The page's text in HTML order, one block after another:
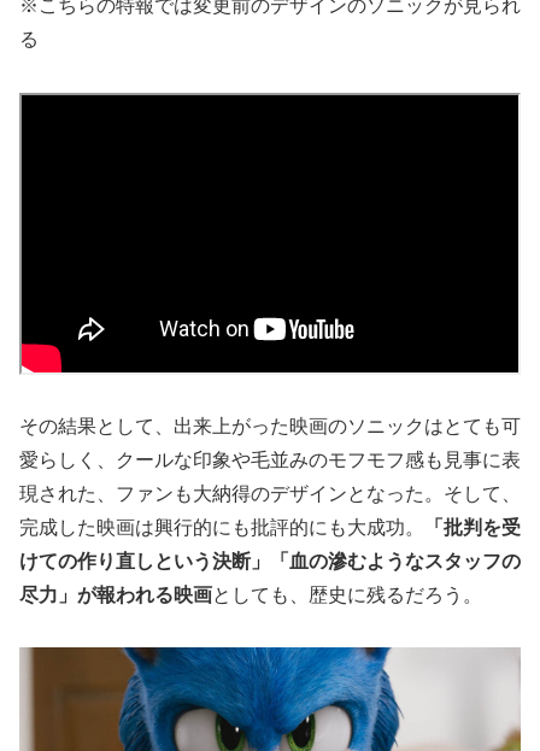
※こちらの特報では変更前のデザインのソニックが見られ
る
その結果として、出来上がった映画のソニックはとても可
愛らしく、クールな印象や毛並みのモフモフ感も見事に表
現された、ファンも大納得のデザインとなった。そして、
完成した映画は興行的にも批評的にも大成功。
「批判を受
けての作り直しという決断」「血の滲むようなスタッフの
尽力」が報われる映画としても、歴史に残るだろう。